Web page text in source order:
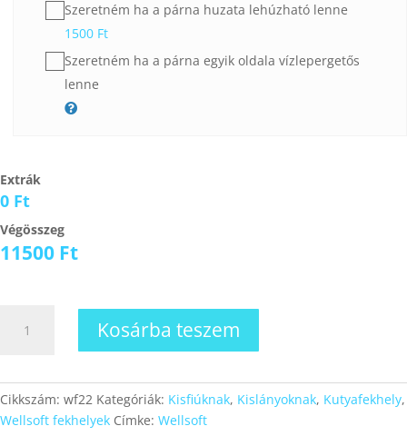
Szeretném ha a párna huzata lehúzható lenne
1500 Ft
Szeretném ha a párna egyik oldala vízlepergetős
lenne
Extrák
0 Ft
Végösszeg
11500 Ft
fekhely
Kosárba teszem
Cikkszám: wf22 Kategóriák: Kisfiúknak, Kislányoknak, Kutyafekhely,
Wellsoft fekhelyek Címke: Wellsoft